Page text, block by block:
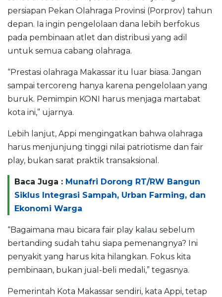
persiapan Pekan Olahraga Provinsi (Porprov) tahun
depan. Ia ingin pengelolaan dana lebih berfokus
pada pembinaan atlet dan distribusi yang adil
untuk semua cabang olahraga.
“Prestasi olahraga Makassar itu luar biasa. Jangan
sampai tercoreng hanya karena pengelolaan yang
buruk. Pemimpin KONI harus menjaga martabat
kota ini,” ujarnya.
Lebih lanjut, Appi mengingatkan bahwa olahraga
harus menjunjung tinggi nilai patriotisme dan fair
play, bukan sarat praktik transaksional.
Baca Juga : Munafri Dorong RT/RW Bangun
Siklus Integrasi Sampah, Urban Farming, dan
Ekonomi Warga
“Bagaimana mau bicara fair play kalau sebelum
bertanding sudah tahu siapa pemenangnya? Ini
penyakit yang harus kita hilangkan. Fokus kita
pembinaan, bukan jual-beli medali,” tegasnya.
Pemerintah Kota Makassar sendiri, kata Appi, tetap